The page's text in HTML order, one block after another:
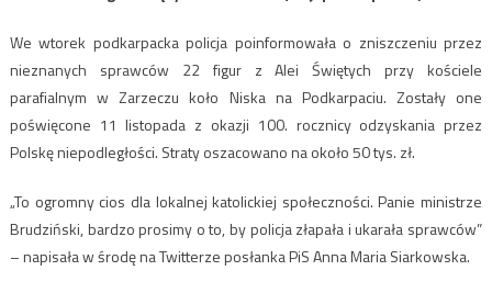
We wtorek podkarpacka policja poinformowała o zniszczeniu przez
nieznanych sprawców 22 figur z Alei Świętych przy kościele
parafialnym w Zarzeczu koło Niska na Podkarpaciu. Zostały one
poświęcone 11 listopada z okazji 100. rocznicy odzyskania przez
Polskę niepodległości. Straty oszacowano na około 50 tys. zł.
„To ogromny cios dla lokalnej katolickiej społeczności. Panie ministrze
Brudziński, bardzo prosimy o to, by policja złapała i ukarała sprawców”
– napisała w środę na Twitterze posłanka PiS Anna Maria Siarkowska.